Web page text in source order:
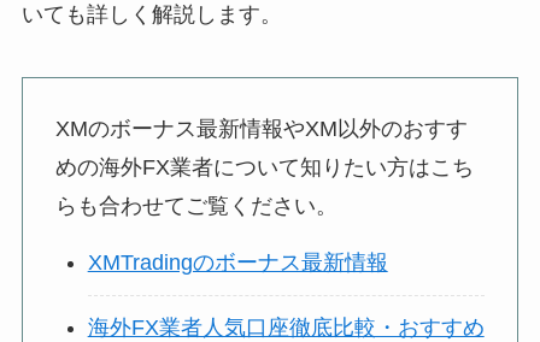
いても詳しく解説します。
XMのボーナス最新情報やXM以外のおすす
めの海外FX業者について知りたい方はこち
らも合わせてご覧ください。
XMTradingのボーナス最新情報
海外FX業者人気口座徹底比較・おすすめ